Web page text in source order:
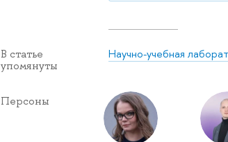
В статье
упомянуты
Научно-учебная
Персоны